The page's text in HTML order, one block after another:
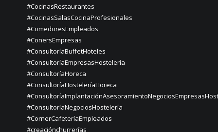
#CocinasRestaurantes
#CocinasSalasCocinaProfesionales
#ComedoresEmpleados
#ConersEmpresas
#ConsultoríaBuffetHoteles
#ConsultoríaEmpresasHostelería
#ConsultoríaHoreca
#ConsultoríaHosteleríaHoreca
#ConsultoríaNegociosHostelería
#CornerCafeteríaEmpleados
#creaciónchurrerías